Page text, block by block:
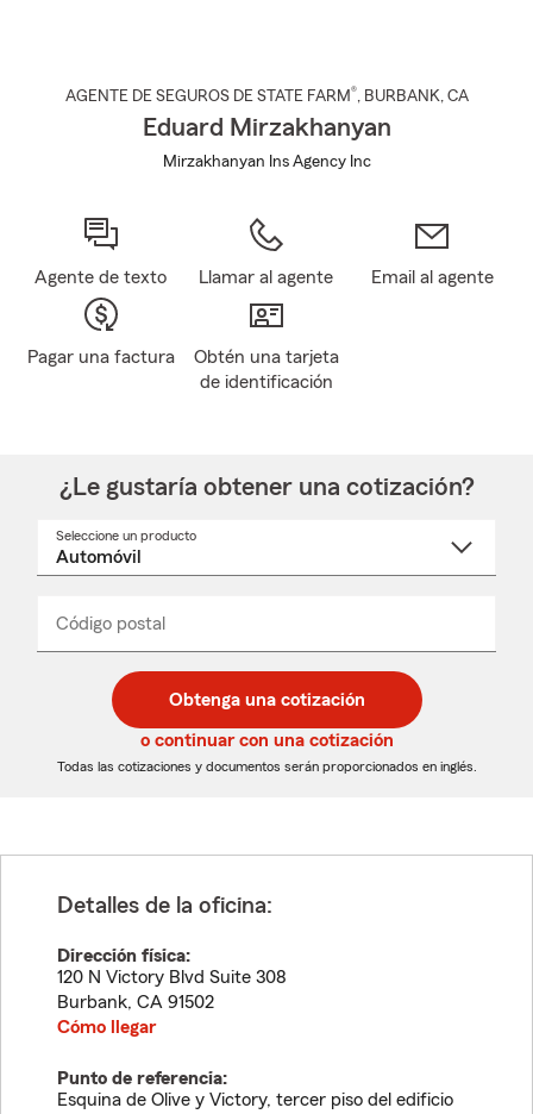
AGENTE DE SEGUROS DE STATE FARM®, BURBANK, CA
Eduard Mirzakhanyan
Mirzakhanyan Ins Agency Inc
Agente de texto Llamar al agente Email al agente
Pagar una factura
Obtén una tarjeta
de identificación
¿Le gustaría obtener una cotización?
Seleccione un producto
desplegable
Código postal
de
5
dígitos
de
5
dígitos
_____
Obtenga una cotización
o continuar con una cotización
Todas las cotizaciones y documentos serán proporcionados en inglés.
Detalles de la oficina:
Dirección física:
120 N Victory Blvd Suite 308
Burbank, CA 91502
Cómo llegar
Punto de referencia:
Esquina de Olive y Victory, tercer piso del edificio